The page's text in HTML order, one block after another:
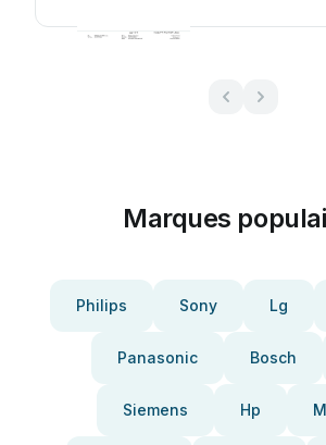
Marques
Philips Sony Lg
Panasonic Bosch
Siemens Hp